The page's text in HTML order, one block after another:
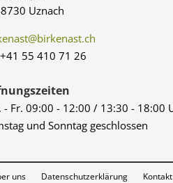
Uznach
55 410 71 26
- Fr. 09:00 - 12:00 / 13:30 - 18:00
und Sonntag geschlossen
uns Datenschutzerklärung Kontakt